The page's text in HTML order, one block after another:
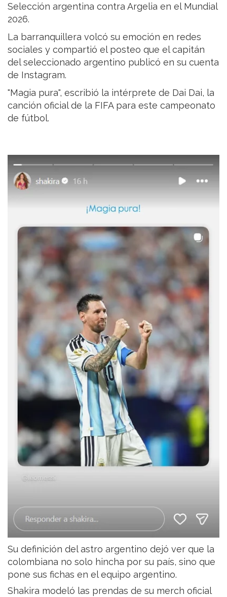
Selección argentina contra Argelia en el Mundial
2026.
La barranquillera volcó su emoción en redes
sociales y compartió el posteo que el capitán
del seleccionado argentino publicó en su cuenta
de Instagram.
"Magia pura", escribió la intérprete de Dai Dai, la
canción oficial de la FIFA para este campeonato
de fútbol.
Su definición del astro argentino dejó ver que la
colombiana no solo hincha por su país, sino que
pone sus fichas en el equipo argentino.
Shakira modeló las prendas de su merch oficial